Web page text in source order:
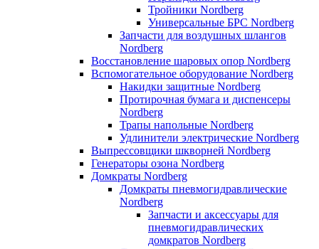
Тройники Nordberg
Универсальные БРС Nordberg
Запчасти для воздушных шлангов
Nordberg
Восстановление шаровых опор Nordberg
Вспомогательное оборудование Nordberg
Накидки защитные Nordberg
Протирочная бумага и диспенсеры
Nordberg
Трапы напольные Nordberg
Удлинители электрические Nordberg
Выпрессовщики шкворней Nordberg
Генераторы озона Nordberg
Домкраты Nordberg
Домкраты пневмогидравлические
Nordberg
Запчасти и аксессуары для
пневмогидравлических
домкратов Nordberg